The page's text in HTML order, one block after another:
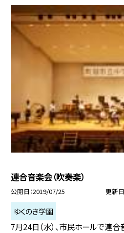
連合音楽会（吹奏楽）
公開日 2019/07/25 更新日
ゆくのき学園
7月24日（水）、市民ホールで連